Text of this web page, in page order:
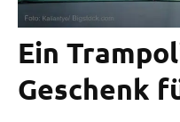
Ein
Geschenk